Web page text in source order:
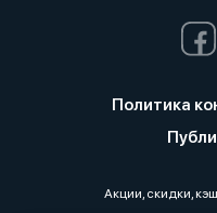
Политика
Акции, скидки,